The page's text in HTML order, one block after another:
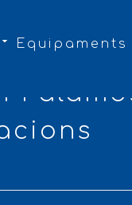
Equipaments